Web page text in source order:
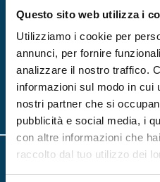
Questo sito web utilizza i
Utilizziamo i cookie per
annunci, per fornire
analizzare il nostro traffico.
informazioni sul modo in cui
nostri partner che si
pubblicità e social media, i
con altre informazioni che
raccolto dal tuo utilizzo dei
Fames integer arcu
urna curabitur
gravida. Risus
diam .